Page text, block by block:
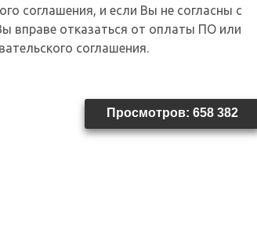
соглашения, и если Вы не согласны с
вправе отказаться от оплаты ПО или
соглашения.
Просмотров: 658 382